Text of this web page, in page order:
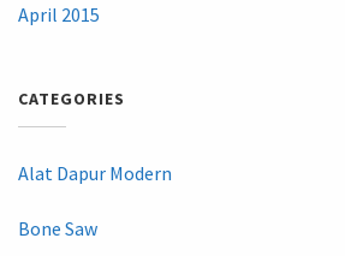
April 2015
CATEGORIES
Alat Dapur Modern
Bone Saw